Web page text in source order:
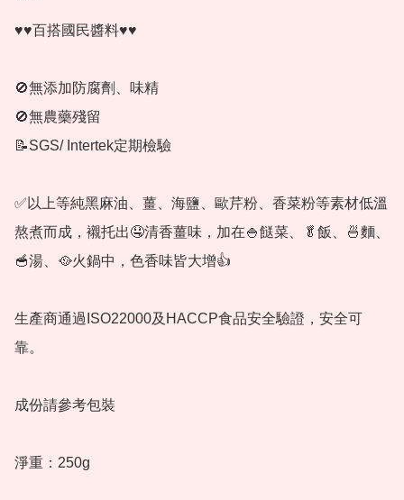
♥️♥️百搭國民醬料♥️♥️
🚫無添加防腐劑、味精
🚫無農藥殘留
📝SGS/ Intertek定期檢驗
✅以上等純黑麻油、薑、海鹽、歐芹粉、香菜粉等素材低溫
熬煮而成，襯托出🤤清香薑味，加在🍚餸菜、🥬飯、🍜麵、
🥣湯、🥘火鍋中，色香味皆大增👍
生產商通過ISO22000及HACCP食品安全驗證，安全可
靠。
成份請參考包裝
淨重：250g